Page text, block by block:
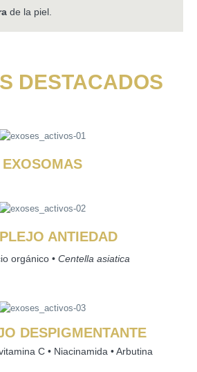
de la piel.
DESTACADOS
EXOSOMAS
ANTIEDAD
orgánico • Centella asiatica
DESPIGMENTANTE
C • Niacinamida • Arbutina